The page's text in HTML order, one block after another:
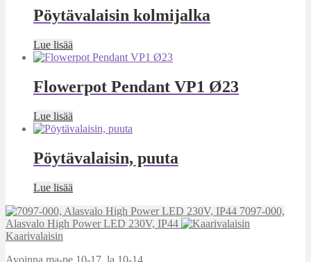
Pöytävalaisin kolmijalka
Lue lisää
Flowerpot Pendant VP1 Ø23
Lue lisää
Pöytävalaisin, puuta
Lue lisää
7097-000,
Alasvalo High Power LED 230V, IP44
Kaarivalaisin
Avoinna ma-pe 10-17, la 10-14